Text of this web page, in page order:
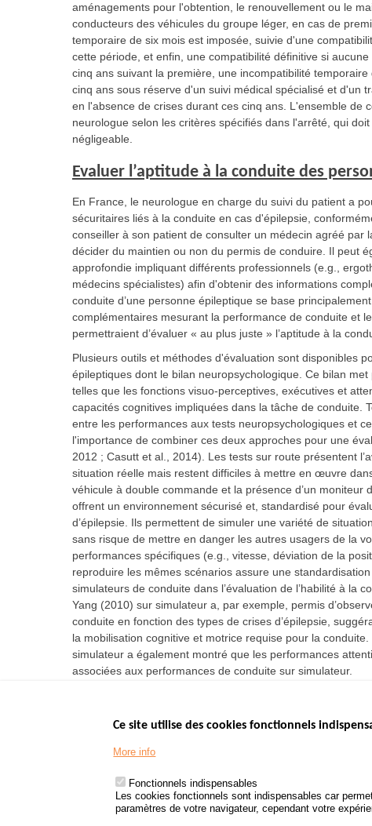
aménagements pour l'obtention, le renouvellement ou le
conducteurs des véhicules du groupe léger, en cas de
temporaire de six mois est imposée, suivie d'une
cette période, et enfin, une compatibilité définitive si
cinq ans suivant la première, une incompatibilité
cinq ans sous réserve d'un suivi médical spécialisé et d'un
en l'absence de crises durant ces cinq ans. L'ensemble de
neurologue selon les critères spécifiés dans l'arrêté, qui
négligeable.
Evaluer l’aptitude à la conduite des
En France, le neurologue en charge du suivi du patient a
sécuritaires liés à la conduite en cas d'épilepsie,
conseiller à son patient de consulter un médecin agréé
décider du maintien ou non du permis de conduire. Il peut
approfondie impliquant différents professionnels (e.g.,
médecins spécialistes) afin d'obtenir des informations
conduite d’une personne épileptique se base
complémentaires mesurant la performance de conduite et
permettraient d’évaluer « au plus juste » l’aptitude à la
Plusieurs outils et méthodes d'évaluation sont disponibles
épileptiques dont le bilan neuropsychologique. Ce bilan
telles que les fonctions visuo-perceptives, exécutives et
capacités cognitives impliquées dans la tâche de conduite.
entre les performances aux tests neuropsychologiques et
l'importance de combiner ces deux approches pour une
2012 ; Casutt et al., 2014). Les tests sur route présentent
situation réelle mais restent difficiles à mettre en œuvre
véhicule à double commande et la présence d’un moniteur
offrent un environnement sécurisé et, standardisé pour
d’épilepsie. Ils permettent de simuler une variété de
sans risque de mettre en danger les autres usagers de la
performances spécifiques (e.g., vitesse, déviation de la
reproduire les mêmes scénarios assure une
simulateurs de conduite dans l’évaluation de l’habilité à la
Yang (2010) sur simulateur a, par exemple, permis
conduite en fonction des types de crises d’épilepsie,
la mobilisation cognitive et motrice requise pour la
simulateur a également montré que les performances
associées aux performances de conduite sur simulateur.
www.legifrance.gouv.fr
www.service-public.fr
Ce site utilise des cookies fonctionnels
More info
Fonctionnels indispensables
Les cookies fonctionnels sont indispensables car
paramètres de votre navigateur, cependant votre